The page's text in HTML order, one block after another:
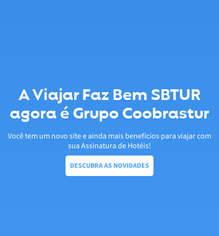
A Viajar Faz Bem SBTUR
agora é Grupo Coobrastur
Você tem um novo site e ainda mais benefícios para viajar com
sua Assinatura de Hotéis!
DESCUBRA AS NOVIDADES